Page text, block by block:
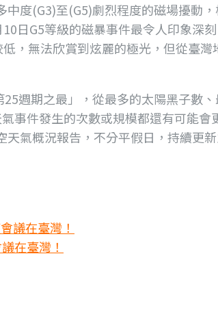
度(G3)至(G5)劇烈程度的磁場擾動
日G5等級的磁暴事件最令人印象
，無法欣賞到炫麗的極光，但從臺
週期之最」，從最多的太陽黑子數
事件發生的次數或規模都還有可能
氣概況報告，不分平假日，持續更
在臺灣！